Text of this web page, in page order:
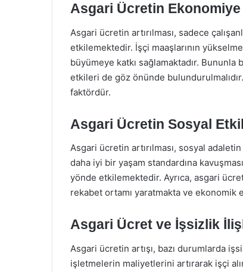
Asgari Ücretin
Asgari ücretin artırılması, sadece
etkilemektedir. İşçi maaşlarının
büyümeye katkı sağlamaktadır.
etkileri de göz önünde
faktördür.
Asgari Ücretin Sosyal
Asgari ücretin artırılması, sosyal
daha iyi bir yaşam standardına
yönde etkilemektedir. Ayrıca, asgari
rekabet ortamı yaratmakta ve ekonomik
Asgari Ücret ve İşsizlik
Asgari ücretin artışı, bazı durumlarda
işletmelerin maliyetlerini artırarak işçi